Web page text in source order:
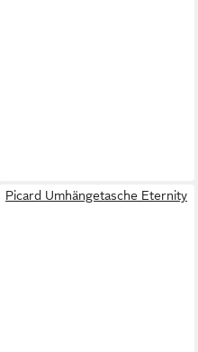
Picard Umhängetasche Eternity